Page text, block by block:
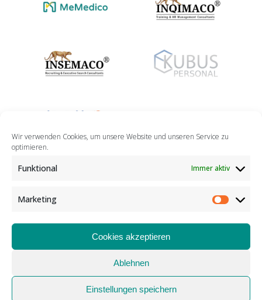
Wir verwenden Cookies, um unsere Website und unseren Service zu
optimieren.
Funktional Immer aktiv
Marketing
Cookies akzeptieren
Ablehnen
Einstellungen speichern
IMPRESSUM| DATENSCHUTZ